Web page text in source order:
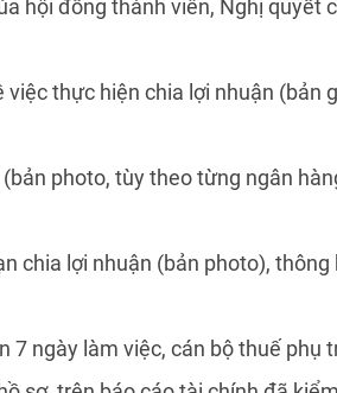
hội đồng thành viên, Nghị quyết
thực hiện chia lợi nhuận (bản
photo, tùy theo từng ngân
chia lợi nhuận (bản photo), thông
ngày làm việc, cán bộ thuế phụ